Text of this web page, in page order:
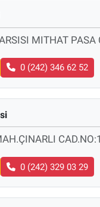
MITHAT
0 (242) 346 62 52
0 (242) 329 03 29